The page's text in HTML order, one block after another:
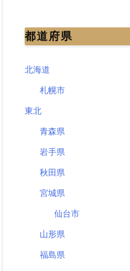
都道府県
北海道
札幌市
東北
青森県
岩手県
秋田県
宮城県
仙台市
山形県
福島県